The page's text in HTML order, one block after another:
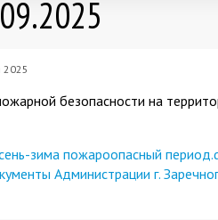
2025
безопасности на
зима пожароопасный
Администрации г.